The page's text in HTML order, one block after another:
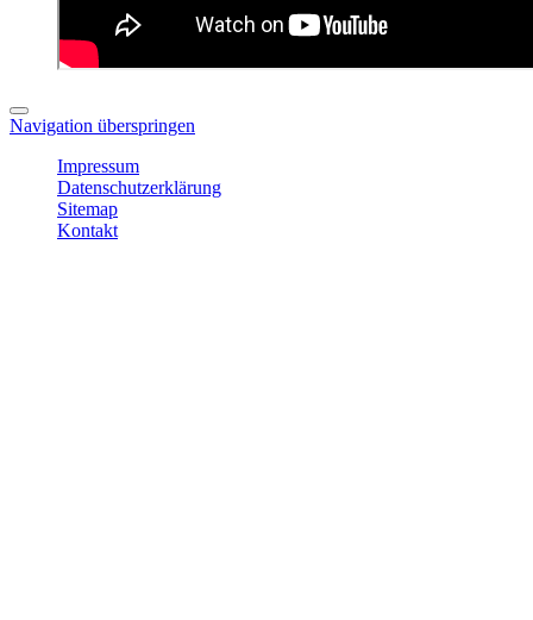
Navigation überspringen
Impressum
Datenschutzerklärung
Sitemap
Kontakt